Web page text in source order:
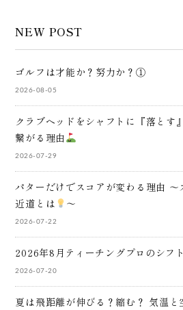
NEW POST
ゴルフは才能か？努力か？①
2026-08-05
クラブヘッドをシャフトに『落とす
繋がる理由
2026-07-29
パターだけでスコアが変わる理由 ～
近道とは
～
2026-07-22
2026年8月ティーチングプロのシフ
2026-07-20
夏は飛距離が伸びる？縮む？ 気温